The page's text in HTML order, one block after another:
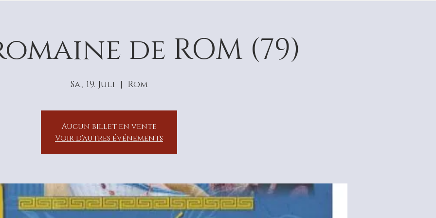
de ROM (79)
Sa., 19. Juli
  |
Rom
Aucun billet en vente
Voir d'autres événements